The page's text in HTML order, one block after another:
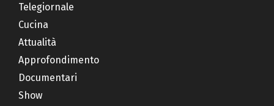
Telegiornale
Cucina
Attualità
Approfondimento
Documentari
Show